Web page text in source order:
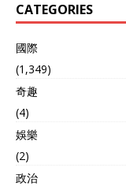
CATEGORIES
國際
(1,349)
奇趣
(4)
娛樂
(2)
政治